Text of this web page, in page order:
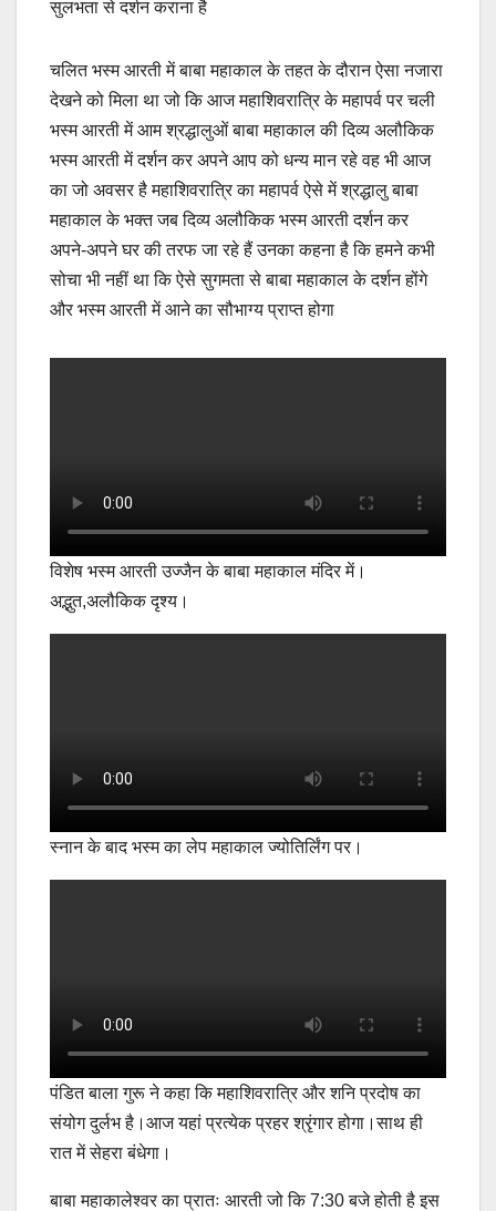
सुलभता से दर्शन कराना है
चलित भस्म आरती में बाबा महाकाल के तहत के दौरान ऐसा नजारा
देखने को मिला था जो कि आज महाशिवरात्रि के महापर्व पर चली
भस्म आरती में आम श्रद्धालुओं बाबा महाकाल की दिव्य अलौकिक
भस्म आरती में दर्शन कर अपने आप को धन्य मान रहे वह भी आज
का जो अवसर है महाशिवरात्रि का महापर्व ऐसे में श्रद्धालु बाबा
महाकाल के भक्त जब दिव्य अलौकिक भस्म आरती दर्शन कर
अपने-अपने घर की तरफ जा रहे हैं उनका कहना है कि हमने कभी
सोचा भी नहीं था कि ऐसे सुगमता से बाबा महाकाल के दर्शन होंगे
और भस्म आरती में आने का सौभाग्य प्राप्त होगा
विशेष भस्म आरती उज्जैन के बाबा महाकाल मंदिर में।
अद्भुत,अलौकिक दृश्य।
स्नान के बाद भस्म का लेप महाकाल ज्योतिर्लिंग पर।
पंडित बाला गुरू ने कहा कि महाशिवरात्रि और शनि प्रदोष का
संयोग दुर्लभ है।आज यहां प्रत्येक प्रहर श्रृंगार होगा।साथ ही
रात में सेहरा बंधेगा।
बाबा महाकालेश्वर का प्रातः आरती जो कि 7:30 बजे होती है इस